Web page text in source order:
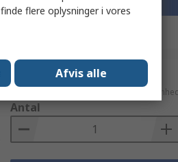
Indhold (1 enhed)
Kr. 286,30 Kr. 286,30/
Antal
flere oplysninger i vores
Afvis alle